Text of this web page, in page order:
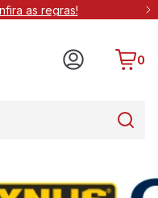
as regras!
0